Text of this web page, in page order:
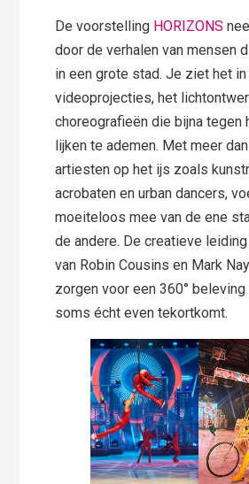
De voorstelling HORIZONS
door de verhalen van mensen
in een grote stad. Je ziet het
videoprojecties, het
choreografieën die bijna tegen
lijken te ademen. Met meer
artiesten op het ijs zoals
acrobaten en urban dancers,
moeiteloos mee van de ene
de andere. De creatieve
van Robin Cousins en Mark
zorgen voor een 360°
soms écht even tekortkomt.